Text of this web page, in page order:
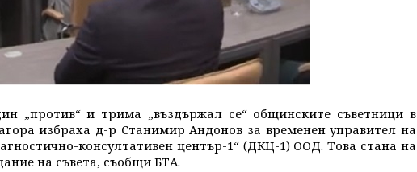
„против“ и трима „въздържал се“ общинските съветници в
избраха д-р Станимир Андонов за временен управител на
консултативен център-1“ (ДКЦ-1) ООД. Това стана на
на съвета, съобщи БТА.